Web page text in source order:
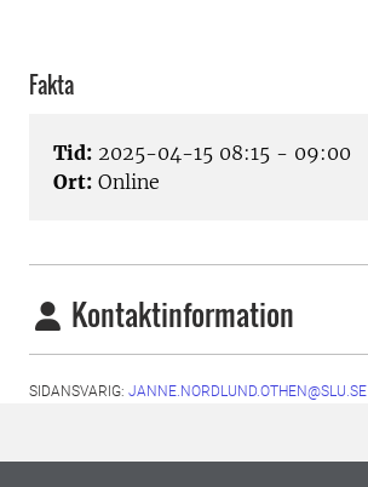
Fakta
Tid: 2025-04-15 08:15 - 09:00
Ort: Online
Kontaktinformation
SIDANSVARIG: JANNE.NORDLUND.OTHEN@SLU.SE